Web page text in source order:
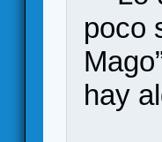
poco
hay